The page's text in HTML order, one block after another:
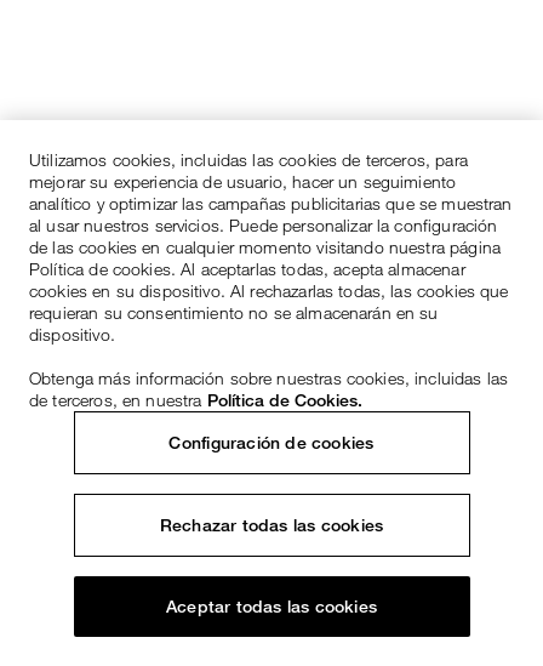
Utilizamos cookies, incluidas las cookies de terceros, para
mejorar su experiencia de usuario, hacer un seguimiento
analítico y optimizar las campañas publicitarias que se muestran
al usar nuestros servicios. Puede personalizar la configuración
de las cookies en cualquier momento visitando nuestra página
Política de cookies. Al aceptarlas todas, acepta almacenar
cookies en su dispositivo. Al rechazarlas todas, las cookies que
requieran su consentimiento no se almacenarán en su
dispositivo.
Obtenga más información sobre nuestras cookies, incluidas las
de terceros, en nuestra Política de Cookies.
Configuración de cookies
Rechazar todas las cookies
Aceptar todas las cookies